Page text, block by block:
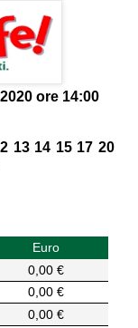
ore 14:00
13 14 15 17 20
Euro
0,00 €
0,00 €
0,00 €